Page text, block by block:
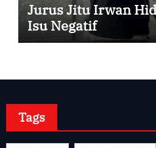
Jurus Jitu Irwan
Isu Negatif
Tags